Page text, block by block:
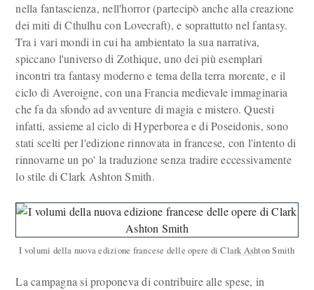
nella fantascienza, nell'horror (partecipò anche alla creazione
dei miti di Cthulhu con Lovecraft), e soprattutto nel fantasy.
Tra i vari mondi in cui ha ambientato la sua narrativa,
spiccano l'universo di Zothique, uno dei più esemplari
incontri tra fantasy moderno e tema della terra morente, e il
ciclo di Averoigne, con una Francia medievale immaginaria
che fa da sfondo ad avventure di magia e mistero. Questi
infatti, assieme al ciclo di Hyperborea e di Poseidonis, sono
stati scelti per l'edizione rinnovata in francese, con l'intento di
rinnovarne un po' la traduzione senza tradire eccessivamente
lo stile di Clark Ashton Smith.
I volumi della nuova edizione francese delle opere di Clark Ashton Smith
La campagna si proponeva di contribuire alle spese, in